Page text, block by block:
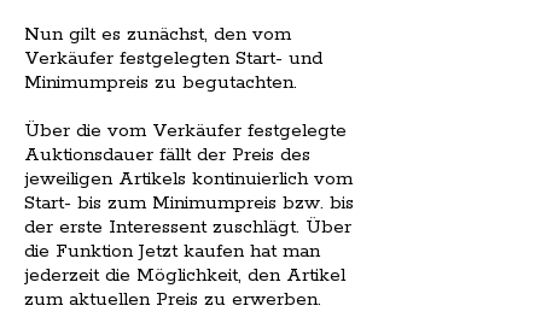
Nun gilt es zunächst, den vom
Verkäufer festgelegten Start- und
Minimumpreis zu begutachten.
Über die vom Verkäufer festgelegte
Auktionsdauer fällt der Preis des
jeweiligen Artikels kontinuierlich vom
Start- bis zum Minimumpreis bzw. bis
der erste Interessent zuschlägt. Über
die Funktion Jetzt kaufen hat man
jederzeit die Möglichkeit, den Artikel
zum aktuellen Preis zu erwerben.